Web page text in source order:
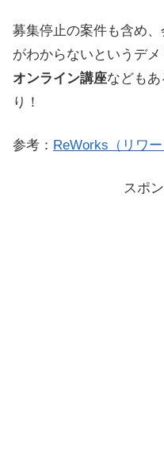
募集停止の案件も含め
がわからないというデメ
オンライン講座なども
り！
参考： ReWorks（リワー
スポ